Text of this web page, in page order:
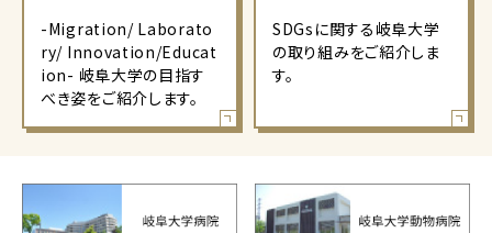
-Migration/ Laborato
ry/ Innovation/Educat
ion- 岐阜大学の目指す
べき姿をご紹介します。
SDGsに関する岐阜大学
の取り組みをご紹介しま
す。